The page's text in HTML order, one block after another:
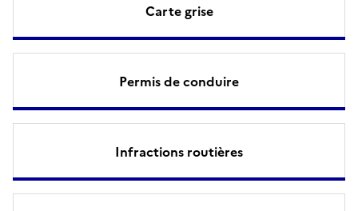
Carte grise
Permis de conduire
Infractions routières